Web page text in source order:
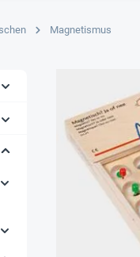
Magnetismus